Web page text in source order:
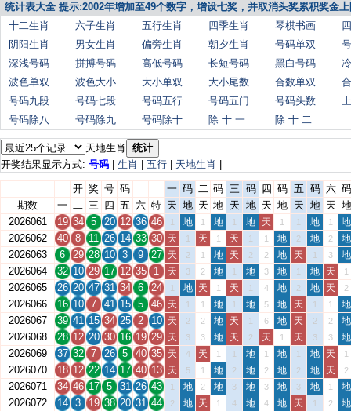
统计表大全 提示:2002年增加至49个数字，增设七奖，并取消头奖累积奖金
十二生肖
六子生肖 五行生肖 四季生肖 琴棋书画
阴阳生肖
男女生肖 偏旁生肖 朝夕生肖 号码单双
深浅号码
拼搏号码 高低号码 长短号码 黑白号码
波色单双
波色大小 大小单双 大小尾数 合数单双
号码九段
号码七段 号码五行 号码五门 号码头数
号码除八
号码除九 号码除十 除 十 一 除 十 二
天地生肖
统计
开奖结果显示方式: 号码 生肖 五行 天地生肖
开 奖 号 码 一 码 二 码 三 码 四 码 五 码 六 码
期数
一 二 三 四 五 六 特 天 地 天 地 天 地 天 地 天 地 天 地
2026061
19 34 5 20 12 36 46 1 地 1 地 1 地 天 1 1 地 1 地
2026062 40 8 11 26 14 33 30 天 1 天 1 天 1 1 地 2 地 2 地
2026063 6 29 28 10 3 9 27 天 2 1 地 天 2 2 地 天 1 3 地
2026064 32 10 29 17 12 35 1 天 3 2 地 1 地 3 地 1 地 天 1
2026065 26 20 47 31 34 6 24 1 地 天 1 天 1 4 地 2 地 天 2
2026066 16 10 7 41 15 5 46 天 1 1 地 1 地 5 地 天 1 1 地
2026067 39 41 15 34 25 2 10 天 2 2 地 天 1 6 地 天 2 2 地
2026068 28 12 20 30 16 19 29 天 3 3 地 天 2 天 1 天 3 3 地
2026069 37 32 7 26 5 40 35 天 4 天 1 1 地 1 地 1 地 天 1
2026070 18 12 22 14 17 40 13 天 5 1 地 2 地 2 地 2 地 天 2
2026071 34 46 17 5 31 26 43 1 地 2 地 3 地 3 地 3 地 1 地
2026072 14 3 19 38 20 31 44 2 地 天 1 4 地 4 地 天 1 2 地